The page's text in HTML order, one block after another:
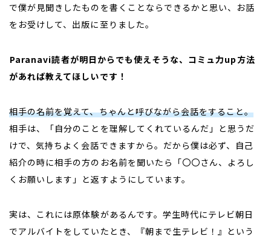
で僕が見聞きしたものを書くことならできるかと思い、お話
をお受けして、出版に至りました。
Paranavi読者が明日からでも使えそうな、コミュ力up方法
があれば教えてほしいです！
相手の名前を覚えて、ちゃんと呼びながら会話をすること。
相手は、「自分のことを理解してくれているんだ」と思うだ
けで、気持ちよく会話できますから。だから僕は必ず、自己
紹介の時に相手の方のお名前を聞いたら「〇〇さん、よろし
くお願いします」と返すようにしています。
実は、これには原体験があるんです。学生時代にテレビ朝日
でアルバイトをしていたとき、『朝まで生テレビ！』という